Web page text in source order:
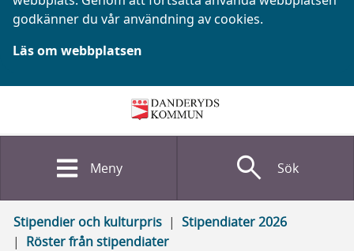
godkänner du vår användning av cookies.
Läs om webbplatsen
Meny search Sök
Stipendier och kulturpris
Stipendiater 2026
Röster från stipendiater